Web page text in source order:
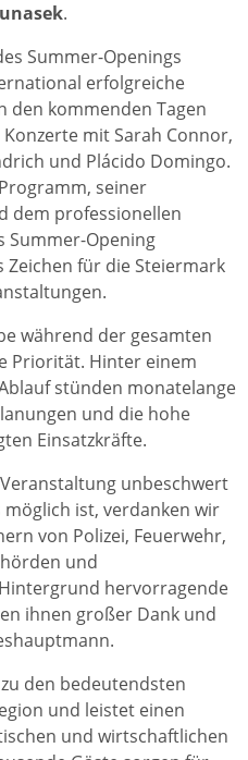
.
Summer-Openings
erfolgreiche
den kommenden Tagen
mit Sarah Connor,
und Plácido Domingo.
seiner
dem professionellen
Summer-Opening
Zeichen für die Steiermark
während der gesamten
Priorität. Hinter einem
stünden monatelange
und die hohe
Einsatzkräfte.
unbeschwert
ist, verdanken wir
von Polizei, Feuerwehr,
und
hervorragende
ihnen großer Dank und
den bedeutendsten
und leistet einen
und wirtschaftlichen